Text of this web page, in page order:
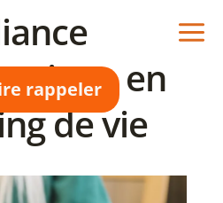
rappeler
en
de vie